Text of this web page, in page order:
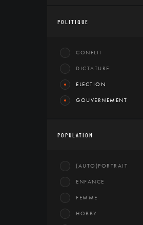
POLITIQUE
CONFLIT
DICTATURE
ELECTION
GOUVERNEMENT
POPULATION
(AUTO)PORTRAIT
ENFANCE
FEMME
HOBBY